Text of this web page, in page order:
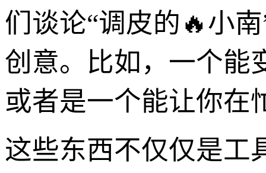
们谈论“调皮的🔥小
创意。比如，一个能
或者是一个能让你在
这些东西不仅仅是工